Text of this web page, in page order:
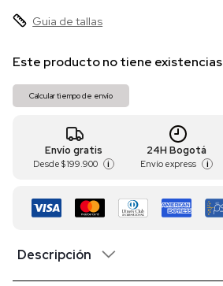
Guia de tallas
Este producto no tiene existencias
Calcular tiempo de envío
Envío gratis
Desde $ 199.900 i
24H Bogotá
Envío express i
Descripción